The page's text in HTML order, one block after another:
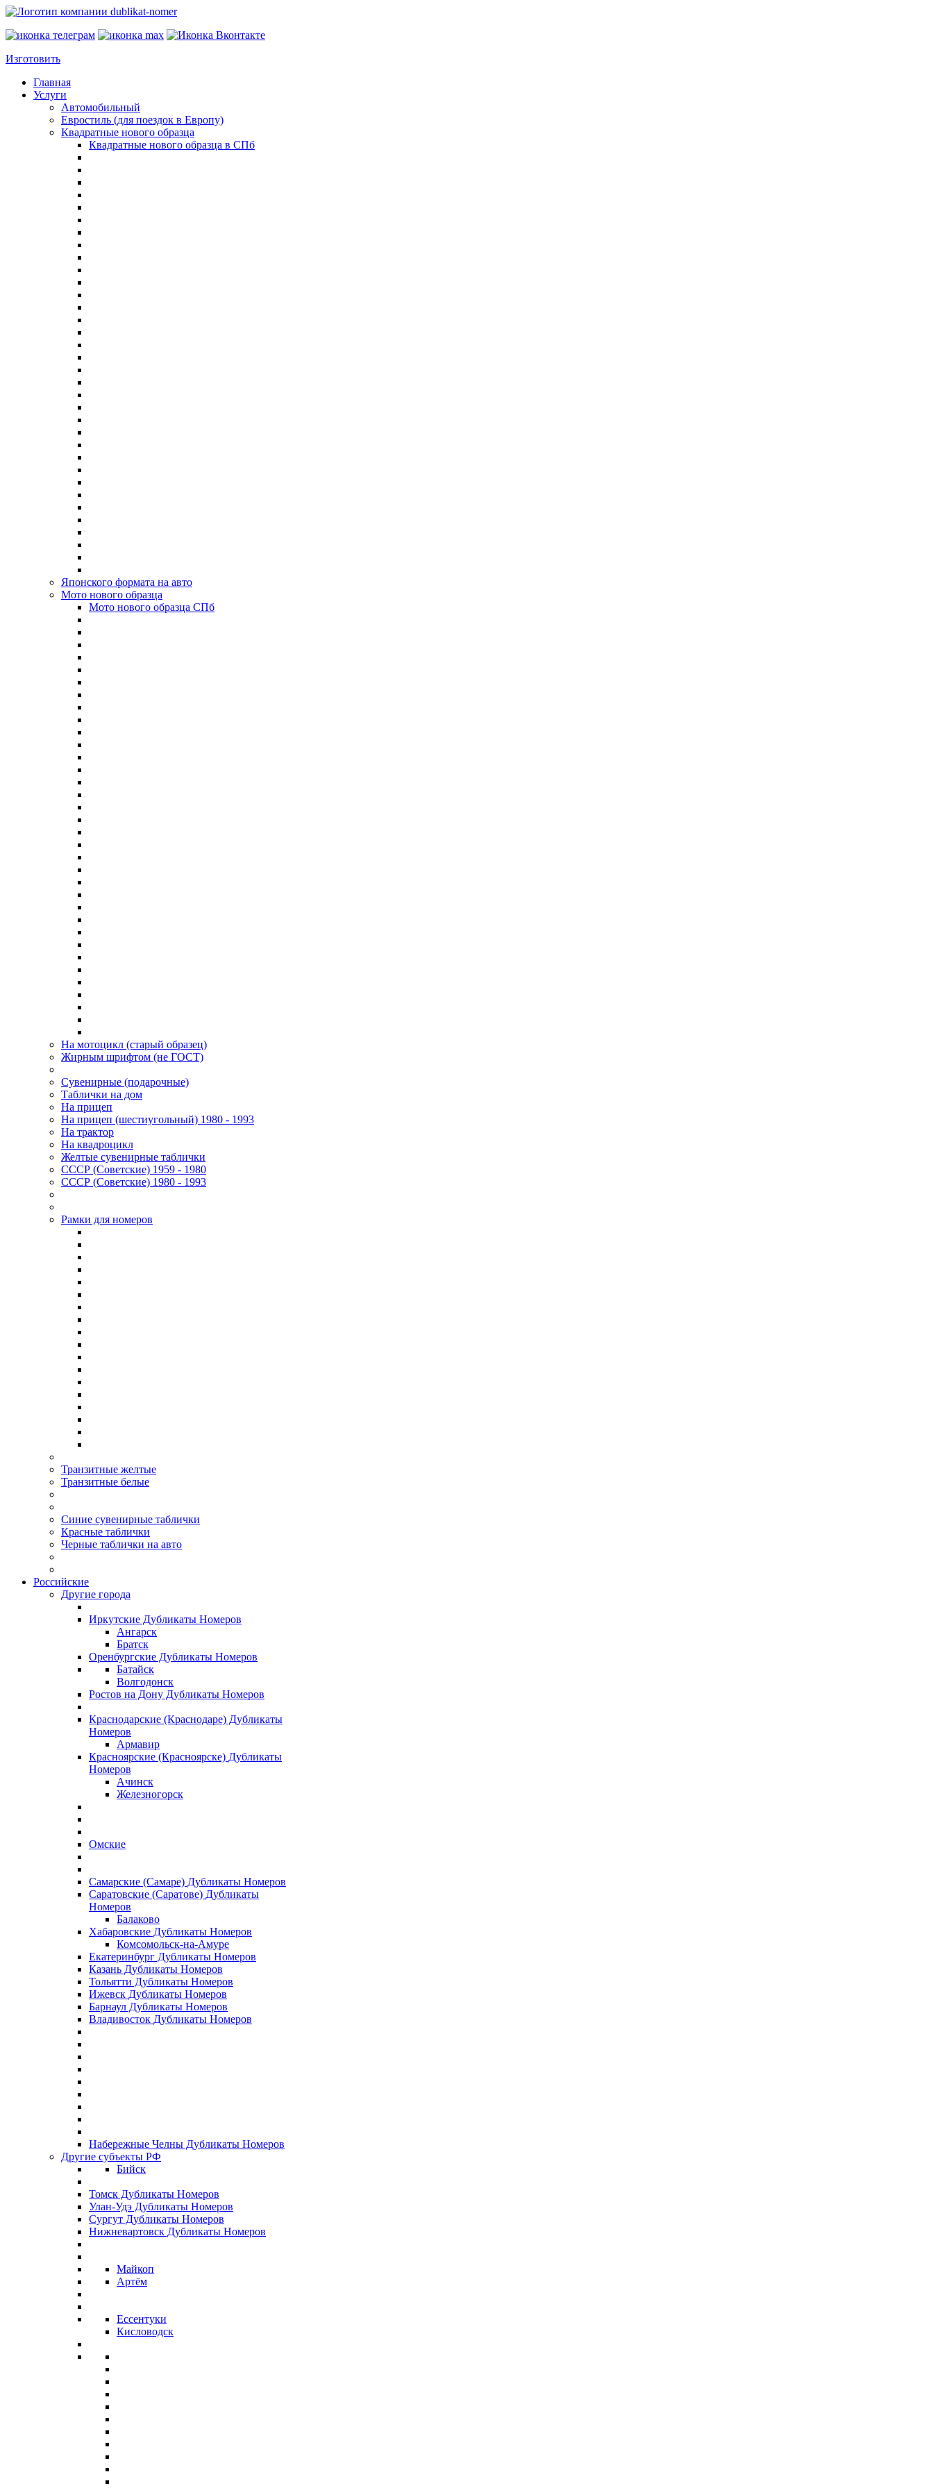
Изготовить
Главная
Услуги
Автомобильный
Евростиль (для поездок в Европу)
Квадратные нового образца
Квадратные нового образца в СПб
Японского формата на авто
Мото нового образца
Мото нового образца СПб
На мотоцикл (старый образец)
Жирным шрифтом (не ГОСТ)
Сувенирные (подарочные)
Таблички на дом
На прицеп
На прицеп (шестиугольный) 1980 - 1993
На трактор
На квадроцикл
Желтые сувенирные таблички
СССР (Советские) 1959 - 1980
СССР (Советские) 1980 - 1993
Рамки для номеров
Транзитные желтые
Транзитные белые
Синие сувенирные таблички
Красные таблички
Черные таблички на авто
Российские
Другие города
Иркутские Дубликаты Номеров
Ангарск
Братск
Оренбургские Дубликаты Номеров
Батайск
Волгодонск
Ростов на Дону Дубликаты Номеров
Краснодарские (Краснодаре) Дубликаты
Номеров
Армавир
Красноярские (Красноярске) Дубликаты
Номеров
Ачинск
Железногорск
Омские
Самарские (Самаре) Дубликаты Номеров
Саратовские (Саратове) Дубликаты
Номеров
Балаково
Хабаровские Дубликаты Номеров
Комсомольск-на-Амуре
Екатеринбург Дубликаты Номеров
Казань Дубликаты Номеров
Тольятти Дубликаты Номеров
Ижевск Дубликаты Номеров
Барнаул Дубликаты Номеров
Владивосток Дубликаты Номеров
Набережные Челны Дубликаты Номеров
Другие субъекты РФ
Бийск
Томск Дубликаты Номеров
Улан-Удэ Дубликаты Номеров
Сургут Дубликаты Номеров
Нижневартовск Дубликаты Номеров
Майкоп
Артём
Ессентуки
Кисловодск